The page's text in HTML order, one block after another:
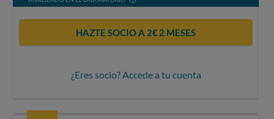
HAZTE SOCIO A 2€ 2 MESES
¿Eres socio? Accede a tu cuenta